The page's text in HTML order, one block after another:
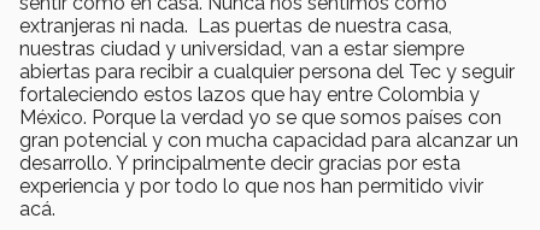
extranjeras ni nada. Las puertas de nuestra casa,
nuestras ciudad y universidad, van a estar siempre
abiertas para recibir a cualquier persona del Tec y seguir
fortaleciendo estos lazos que hay entre Colombia y
México. Porque la verdad yo se que somos países con
gran potencial y con mucha capacidad para alcanzar un
desarrollo. Y principalmente decir gracias por esta
experiencia y por todo lo que nos han permitido vivir
acá.